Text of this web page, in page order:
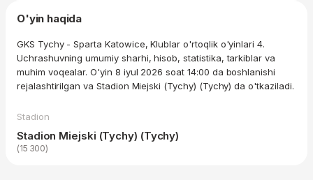
O'yin haqida
GKS Tychy - Sparta Katowice, Klublar o'rtoqlik o'yinlari 4.
Uchrashuvning umumiy sharhi, hisob, statistika, tarkiblar va
muhim voqealar. O'yin 8 iyul 2026 soat 14:00 da boshlanishi
rejalashtirilgan va Stadion Miejski (Tychy) (Tychy) da o'tkaziladi.
Stadion
Stadion Miejski (Tychy) (Tychy)
(15 300)